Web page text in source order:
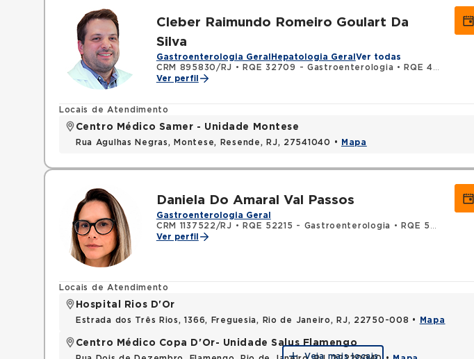
Cleber Raimundo Romeiro Goulart Da
Silva
Gastroenterologia Geral Hepatologia Geral Ver todas
CRM 895830/RJ • RQE 32709 - Gastroenterologia •
RQE 47754 - Endoscopia
Ver perfil
Locais de Atendimento
Centro Médico Samer - Unidade Montese
Rua Agulhas Negras, Montese, Resende, RJ, 27541040 • Mapa
Daniela Do Amaral Val Passos
Gastroenterologia Geral
CRM 1137522/RJ • RQE 52215 - Gastroenterologia •
RQE 52249 - Clínica médica
Ver perfil
Locais de Atendimento
Hospital Rios D'Or
Estrada dos Três Rios, 1366, Freguesia, Rio de Janeiro, RJ, 22750-008 • Mapa
Centro Médico Copa D'Or- Unidade Salus Flamengo
Veja mais locais